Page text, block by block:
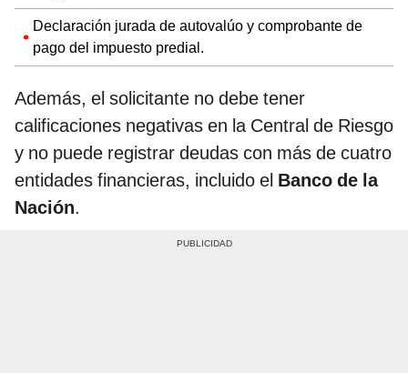
Declaración jurada de autovalúo y comprobante de
pago del impuesto predial.
Además, el solicitante no debe tener
calificaciones negativas en la Central de Riesgo
y no puede registrar deudas con más de cuatro
entidades financieras, incluido el Banco de la
Nación.